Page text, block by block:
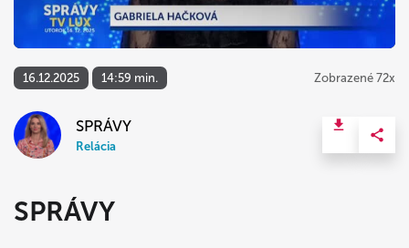
16.12.2025 14:59 min. Zobrazené 72x
SPRÁVY
Relácia
SPRÁVY